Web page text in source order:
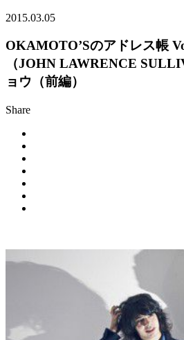
2015.03.05
OKAMOTO’Sのアドレス帳
（JOHN LAWRENCE
ョウ（前編）
Share